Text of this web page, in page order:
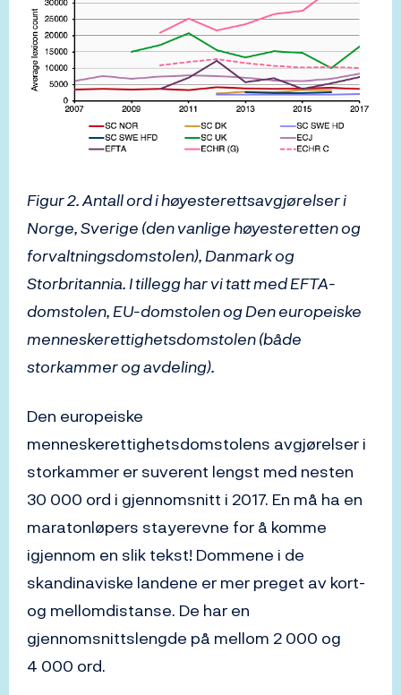
Figur 2. Antall ord i høyesterettsavgjørelser i
Norge, Sverige (den vanlige høyesteretten og
forvaltningsdomstolen), Danmark og
Storbritannia. I tillegg har vi tatt med EFTA-
domstolen, EU-domstolen og Den europeiske
menneskerettighetsdomstolen (både
storkammer og avdeling).
Den europeiske
menneskerettighetsdomstolens avgjørelser i
storkammer er suverent lengst med nesten
30 000 ord i gjennomsnitt i 2017. En må ha en
maratonløpers stayerevne for å komme
igjennom en slik tekst! Dommene i de
skandinaviske landene er mer preget av kort-
og mellomdistanse. De har en
gjennomsnittslengde på mellom 2 000 og
4 000 ord.